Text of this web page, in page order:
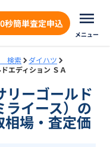
秒簡単査定申込
メニュー
検索
ダイハツ
エディション ＳＡ
リーゴールド
ライース）の
場・査定価